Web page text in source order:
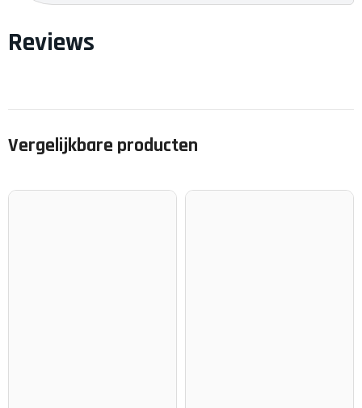
Reviews
Vergelijkbare producten